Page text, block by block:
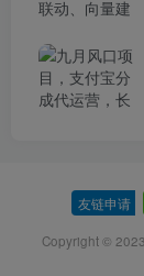
友链申请
Copyright © 2023